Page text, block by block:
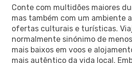
Conte com multidões maiores
mas também com um ambiente
ofertas culturais e turísticas.
normalmente sinónimo de
mais baixos em voos e
mais autêntico da vida local.